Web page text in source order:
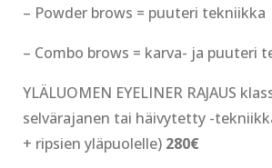
– Powder brows = puuteri tekniikka
– Combo brows = karva- ja puuteri
YLÄLUOMEN EYELINER RAJAUS
selvärajanen tai häivytetty -
+ ripsien yläpuolelle) 280€